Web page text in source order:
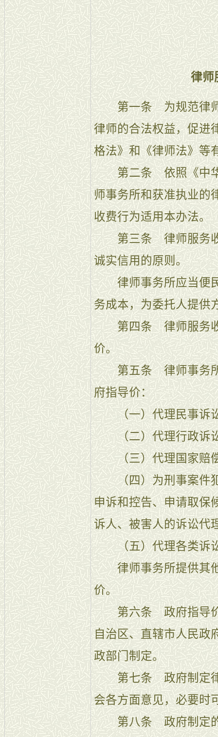
律师
第一条 为规范律师
律师的合法权益，促进
格法》和《律师法》等
第二条 依照《中华
师事务所和获准执业的
收费行为适用本办法。
第三条 律师服务收
诚实信用的原则。
律师事务所应当便民
务成本，为委托人提供
第四条 律师服务收
价。
第五条 律师事务所
府指导价：
（一）代理民事诉
（二）代理行政诉
（三）代理国家赔
（四）为刑事案件犯
申诉和控告、申请取保
诉人、被害人的诉讼代
（五）代理各类诉讼
律师事务所提供其他
价。
第六条 政府指导价
自治区、直辖市人民政
政部门制定。
第七条 政府制定律
会各方面意见，必要时
第八条 政府制定的